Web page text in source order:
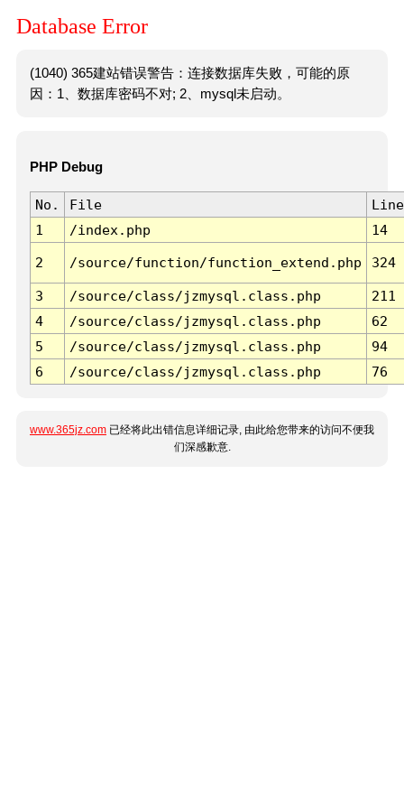
Database Error
(1040) 365建站错误警告：连接数据库失败，可能的原
因：1、数据库密码不对; 2、mysql未启动。
PHP Debug
No. File
Line
1
/index.php 14
2 /source/function/function_extend.php 324
3 /source/class/jzmysql.class.php
211
4
/source/class/jzmysql.class.php
62
5
/source/class/jzmysql.class.php
94
6
/source/class/jzmysql.class.php 76
www.365jz.com 已经将此出错信息详细记录, 由此给您带来的访问不便我
们深感歉意.